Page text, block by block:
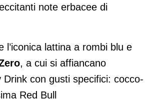
note erbacee di
l’iconica lattina a rombi blu e
, a cui si affiancano
con gusti specifici: cocco-
Red Bull